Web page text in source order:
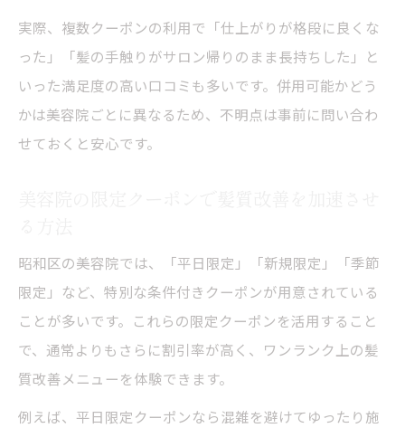
実際、複数クーポンの利用で「仕上がりが格段に良くな
った」「髪の手触りがサロン帰りのまま長持ちした」と
いった満足度の高い口コミも多いです。併用可能かどう
かは美容院ごとに異なるため、不明点は事前に問い合わ
せておくと安心です。
昭和区の美容院では、「平日限定」「新規限定」「季節
限定」など、特別な条件付きクーポンが用意されている
ことが多いです。これらの限定クーポンを活用すること
で、通常よりもさらに割引率が高く、ワンランク上の髪
質改善メニューを体験できます。
例えば、平日限定クーポンなら混雑を避けてゆったり施